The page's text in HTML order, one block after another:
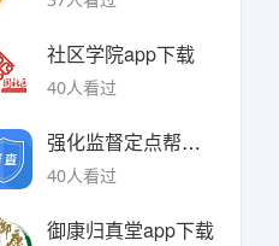
社区学院app下载
40人看过
强化监督定点帮扶下载
40人看过
御康归真堂app下载